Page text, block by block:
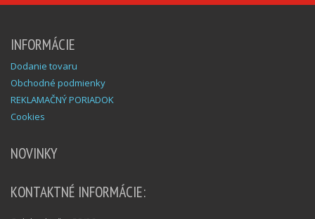
INFORMÁCIE
Dodanie tovaru
Obchodné podmienky
REKLAMAČNÝ PORIADOK
Cookies
NOVINKY
KONTAKTNÉ INFORMÁCIE: